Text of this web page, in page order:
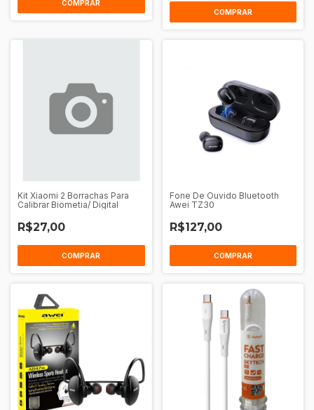
COMPRAR
COMPRAR
Kit Xiaomi 2 Borrachas Para
Calibrar Biometia/ Digital
R$27,00
COMPRAR
Fone De Ouvido Bluetooth
Awei TZ30
R$127,00
COMPRAR